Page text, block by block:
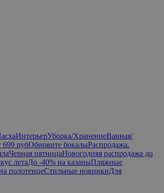
ИнтерьерУборка/ХранениеВанная/
699 рубОбновите бокалыРаспродажа.
Черная пятницаНовогодняя распродажа до
летаДо -40% на казаныПляжные
полотенцеСтильные новинкиДля